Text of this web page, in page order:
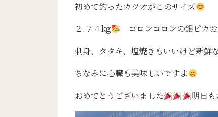
初めて釣ったカツオがこのサイズ
２.７４kg
コロンコロンの銀ピカ
刺身、タタキ、塩焼きもいいけど新鮮
ちなみに心臓も美味しいですよ
おめでとうございました
明日